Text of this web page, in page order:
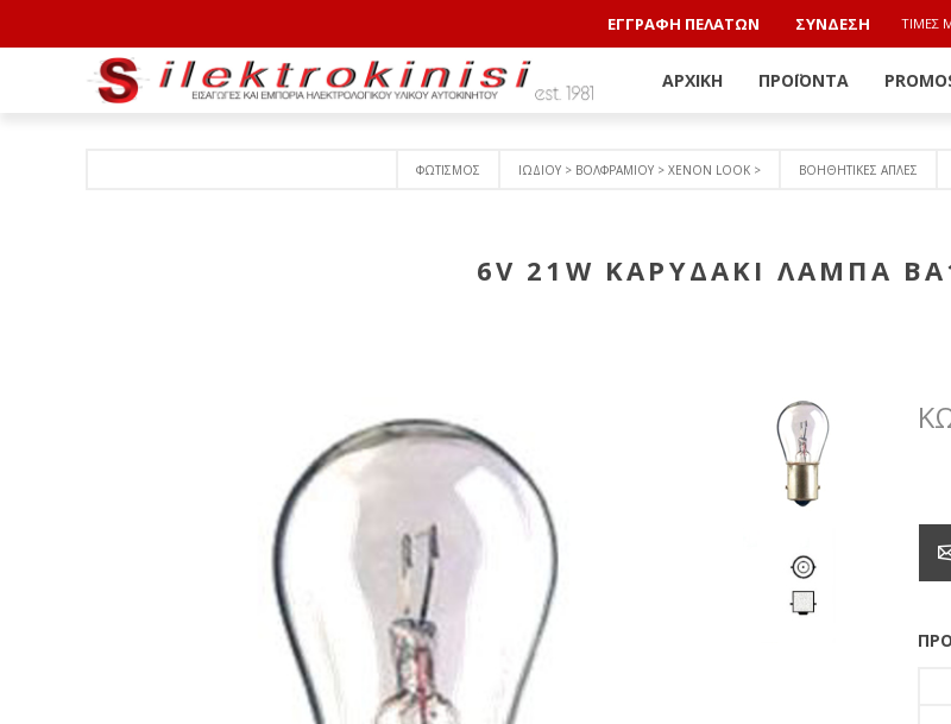
ΕΓΓΡΑΦΗ ΠΕΛΑΤΩΝ ΣΎΝΔΕΣΗ ΤΙΜΈΣ
ΑΡΧΙΚΉ ΠΡΟΪΌΝΤΑ
ΦΩΤΙΣΜΟΣ ΙΩΔΙΟΥ > ΒΟΛΦΡΑΜΙΟY > ΧΕΝΟΝ LOOK > ΒΟΗΘΗΤΙΚΕΣ ΑΠΛΕΣ
6V 21W ΚΑΡΥΔΑΚΙ ΛΑΜΠΑ